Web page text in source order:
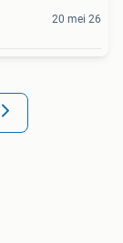
20 mei 26